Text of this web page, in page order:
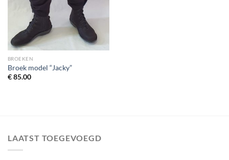
BROEKEN
Broek model “Jacky”
€85.00
LAATST TOEGEVOEGD